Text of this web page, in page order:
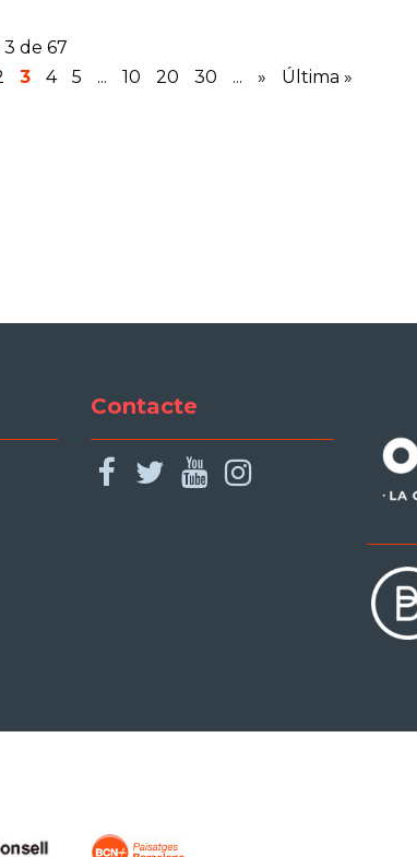
de 67
3 4 5 ... 10 20 30 ... » Última »
Contacte
facebook
twitteryoutube
instagram